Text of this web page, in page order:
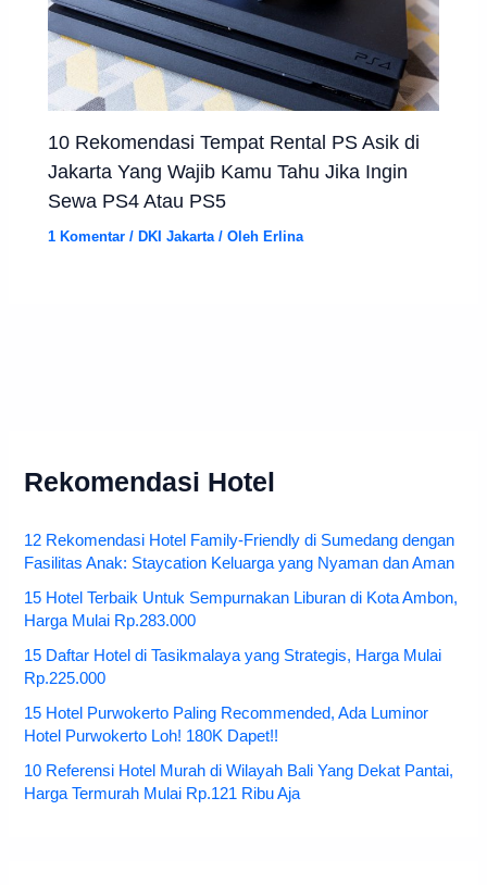
10 Rekomendasi Tempat Rental PS Asik di
Jakarta Yang Wajib Kamu Tahu Jika Ingin
Sewa PS4 Atau PS5
1 Komentar / DKI Jakarta/ Oleh Erlina
Rekomendasi Hotel
12 Rekomendasi Hotel Family-Friendly di Sumedang dengan
Fasilitas Anak: Staycation Keluarga yang Nyaman dan Aman
15 Hotel Terbaik Untuk Sempurnakan Liburan di Kota Ambon,
Harga Mulai Rp.283.000
15 Daftar Hotel di Tasikmalaya yang Strategis, Harga Mulai
Rp.225.000
15 Hotel Purwokerto Paling Recommended, Ada Luminor
Hotel Purwokerto Loh! 180K Dapet!!
10 Referensi Hotel Murah di Wilayah Bali Yang Dekat Pantai,
Harga Termurah Mulai Rp.121 Ribu Aja